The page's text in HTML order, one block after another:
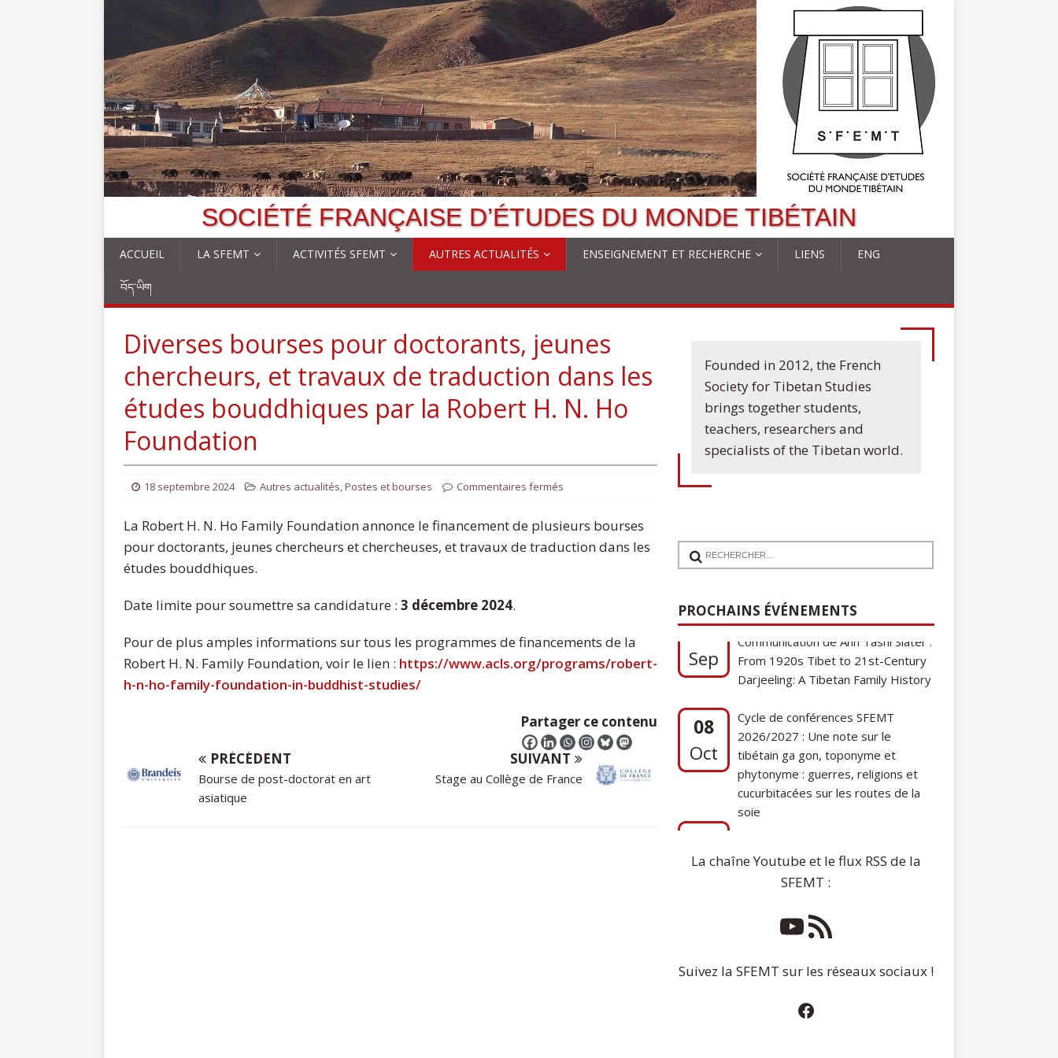
SOCIÉTÉ FRANÇAISE D’ÉTUDES DU MONDE TIBÉTAIN
ACCUEIL LA SFEMT ACTIVITÉS SFEMT AUTRES ACTUALITÉS ENSEIGNEMENT ET RECHERCHE LIENS ENG
བོད་ཡིག
Diverses bourses pour doctorants, jeunes
chercheurs, et travaux de traduction dans les
études bouddhiques par la Robert H. N. Ho
Foundation
18 septembre 2024 Autres actualités,Postes et bourses Commentaires fermés
La Robert H. N. Ho Family Foundation annonce le financement de plusieurs bourses
pour doctorants, jeunes chercheurs et chercheuses, et travaux de traduction dans les
études bouddhiques.
Date limite pour soumettre sa candidature : 3 décembre 2024.
Pour de plus amples informations sur tous les programmes de financements de la
Robert H. N. Family Foundation, voir le lien : https://www.acls.org/programs/robert-
h-n-ho-family-foundation-in-buddhist-studies/
Partager ce contenu
PRÉCÉDENT
Bourse de post-doctorat en art
asiatique
SUIVANT
Stage au Collège de France
Founded in 2012, the French
Society for Tibetan Studies
brings together students,
teachers, researchers and
specialists of the Tibetan world.
PROCHAINS ÉVÉNEMENTS
Sep
From 1920s Tibet to 21st-Century
Darjeeling: A Tibetan Family History
08
Oct
Cycle de conférences SFEMT
2026/2027 : Une note sur le
phytonyme : guerres, religions et
cucurbitacées sur les routes de la
soie
Sep
Communication de Ann Tashi Slater :
From 1920s Tibet to 21st-Century
La chaîne Youtube et le flux RSS de la
SFEMT :
Suivez la SFEMT sur les réseaux sociaux !